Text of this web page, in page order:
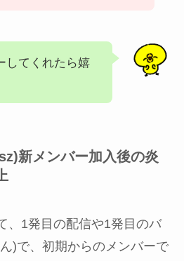
してくれたら嬉
新メンバー加入後の炎
、1発目の配信や1発目のバ
)で、初期からのメンバーで